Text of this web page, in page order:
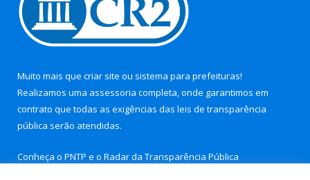
Muito mais que criar site ou sistema para prefeituras!
Realizamos uma assessoria completa, onde garantimos em
contrato que todas as exigências das leis de transparência
pública serão atendidas.
Conheça o PNTP e o Radar da Transparência Pública